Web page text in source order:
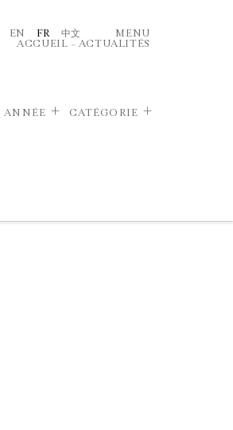
EN FR 中文
MENU
ACCUEIL – ACTUALITÉS
ANNÉE CATÉGORIE